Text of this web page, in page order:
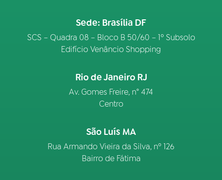
Sede: Brasília DF
SCS – Quadra 08 – Bloco B 50/60 – 1º Subsolo
Edifício Venâncio Shopping
Rio de Janeiro RJ
Av. Gomes Freire, n° 474
Centro
São Luís MA
Rua Armando Vieira da Silva, nº 126
Bairro de Fátima